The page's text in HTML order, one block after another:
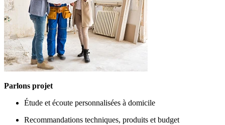
Parlons projet
Étude et écoute personnalisées à domicile
Recommandations techniques, produits et budget